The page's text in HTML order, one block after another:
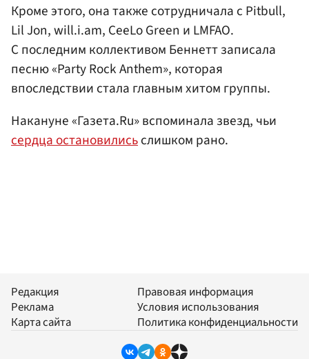
Кроме этого, она также сотрудничала с Pitbull,
Lil Jon, will.i.am, CeeLo Green и LMFAO.
С последним коллективом Беннетт записала
песню «Party Rock Anthem», которая
впоследствии стала главным хитом группы.
Накануне «Газета.Ru» вспоминала звезд, чьи
сердца остановилисьслишком рано.
Редакция
Реклама
Карта сайта
Правовая информация
Условия использования
Политика конфиденциальности